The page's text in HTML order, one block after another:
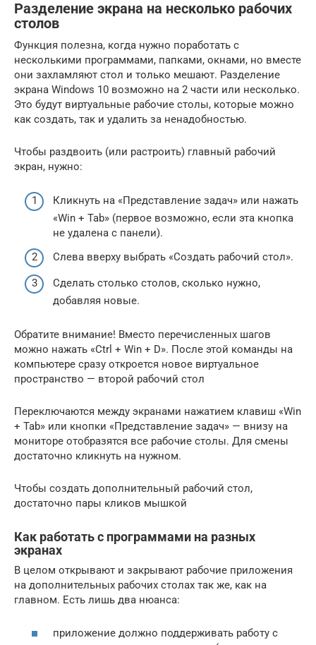
Разделение экрана на несколько рабочих
столов
Функция полезна, когда нужно поработать с
несколькими программами, папками, окнами, но вместе
они захламляют стол и только мешают. Разделение
экрана Windows 10 возможно на 2 части или несколько.
Это будут виртуальные рабочие столы, которые можно
как создать, так и удалить за ненадобностью.
Чтобы раздвоить (или растроить) главный рабочий
экран, нужно:
Кликнуть на «Представление задач» или нажать
«Win + Tab» (первое возможно, если эта кнопка
не удалена с панели).
Слева вверху выбрать «Создать рабочий стол».
Сделать столько столов, сколько нужно,
добавляя новые.
Обратите внимание! Вместо перечисленных шагов
можно нажать «Ctrl + Win + D». После этой команды на
компьютере сразу откроется новое виртуальное
пространство — второй рабочий стол
Переключаются между экранами нажатием клавиш «Win
+ Tab» или кнопки «Представление задач» — внизу на
мониторе отобразятся все рабочие столы. Для смены
достаточно кликнуть на нужном.
Чтобы создать дополнительный рабочий стол,
достаточно пары кликов мышкой
Как работать с программами на разных
экранах
В целом открывают и закрывают рабочие приложения
на дополнительных рабочих столах так же, как на
главном. Есть лишь два нюанса:
приложение должно поддерживать работу с